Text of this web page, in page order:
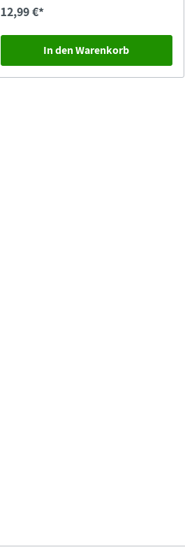
12,99 €*
In den Warenkorb